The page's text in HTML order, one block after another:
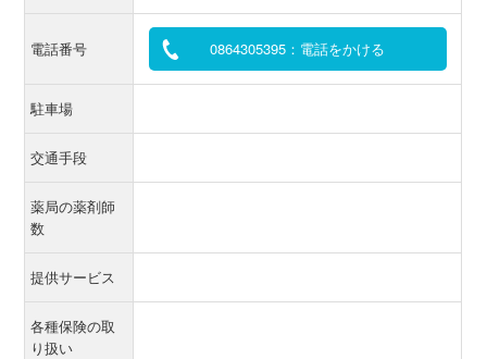
電話番号 0864305395：電話をかける
駐車場
交通手段
薬局の薬剤師
数
提供サービス
各種保険の取
り扱い